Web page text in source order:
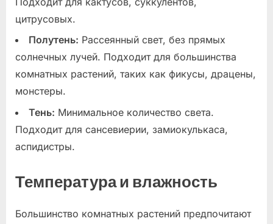
цитрусовых.
Полутень: Рассеянный свет, без прямых
солнечных лучей. Подходит для большинства
комнатных растений, таких как фикусы, драцены,
монстеры.
Тень: Минимальное количество света.
Подходит для сансевиерии, замиокулькаса,
аспидистры.
Температура и влажность
Большинство комнатных растений предпочитают